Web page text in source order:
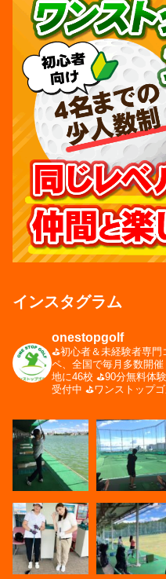
インスタグラム
onestopgolf
⛳️初心者＆未経験者専
ペ、全国で毎月多数開催
地に46校 ⛳️90分無料体
受付中 ⛳️ワンストップ